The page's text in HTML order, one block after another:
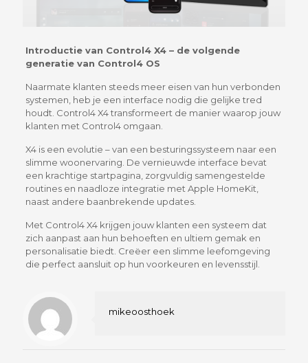
Introductie van Control4 X4 – de volgende
generatie van Control4 OS
Naarmate klanten steeds meer eisen van hun verbonden
systemen, heb je een interface nodig die gelijke tred
houdt. Control4 X4 transformeert de manier waarop jouw
klanten met Control4 omgaan.
X4 is een evolutie – van een besturingssysteem naar een
slimme woonervaring. De vernieuwde interface bevat
een krachtige startpagina, zorgvuldig samengestelde
routines en naadloze integratie met Apple HomeKit,
naast andere baanbrekende updates.
Met Control4 X4 krijgen jouw klanten een systeem dat
zich aanpast aan hun behoeften en ultiem gemak en
personalisatie biedt. Creëer een slimme leefomgeving
die perfect aansluit op hun voorkeuren en levensstijl.
mikeoosthoek